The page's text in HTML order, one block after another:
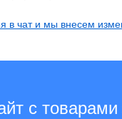
в чат и мы внесем
с товарами